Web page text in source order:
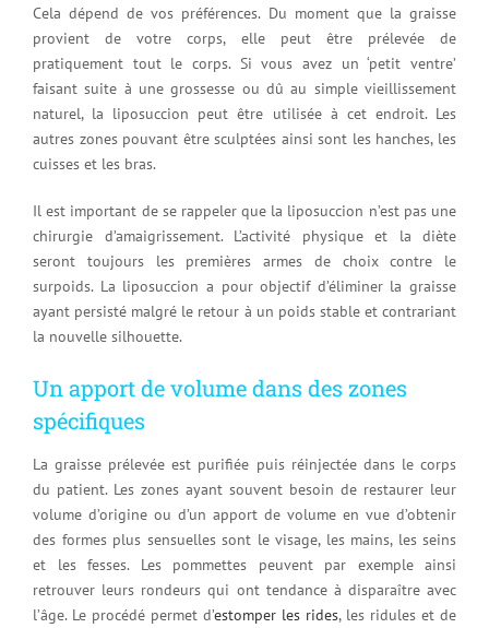
Cela dépend de vos préférences. Du moment que la graisse
provient de votre corps, elle peut être prélevée de
pratiquement tout le corps. Si vous avez un ‘petit ventre’
faisant suite à une grossesse ou dû au simple vieillissement
naturel, la liposuccion peut être utilisée à cet endroit. Les
autres zones pouvant être sculptées ainsi sont les hanches, les
cuisses et les bras.
Il est important de se rappeler que la liposuccion n’est pas une
chirurgie d’amaigrissement. L’activité physique et la diète
seront toujours les premières armes de choix contre le
surpoids. La liposuccion a pour objectif d’éliminer la graisse
ayant persisté malgré le retour à un poids stable et contrariant
la nouvelle silhouette.
Un apport de volume dans des zones
spécifiques
La graisse prélevée est purifiée puis réinjectée dans le corps
du patient. Les zones ayant souvent besoin de restaurer leur
volume d’origine ou d’un apport de volume en vue d’obtenir
des formes plus sensuelles sont le visage, les mains, les seins
et les fesses. Les pommettes peuvent par exemple ainsi
retrouver leurs rondeurs qui ont tendance à disparaître avec
l’âge. Le procédé permet d’estomper les rides, les ridules et de